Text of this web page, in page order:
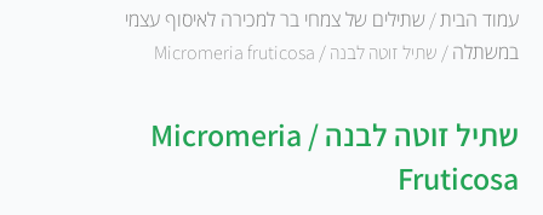
עמוד הבית/שתילים של צמחי בר למכירה לאיסוף עצמי
במשתלה/ שתיל זוטה לבנה / Micromeria fruticosa
שתיל זוטה לבנה / Micromeria
Fruticosa